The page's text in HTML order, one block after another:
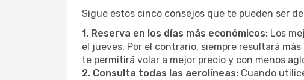
Sigue estos cinco consejos que te pueden ser
1. Reserva en los días más económicos: Los
el jueves. Por el contrario, siempre resultará
te permitirá volar a mejor precio y con menos
2. Consulta todas las aerolíneas: Cuando